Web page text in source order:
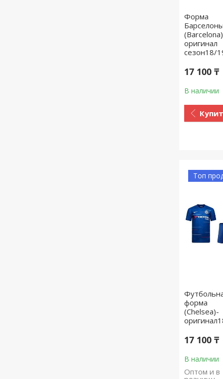
Форма
оригинал
сезон18/
17 100 ₸
В наличии
Топ
форма
(Chelsea)-
17 100 ₸
В наличии
Оптом и в